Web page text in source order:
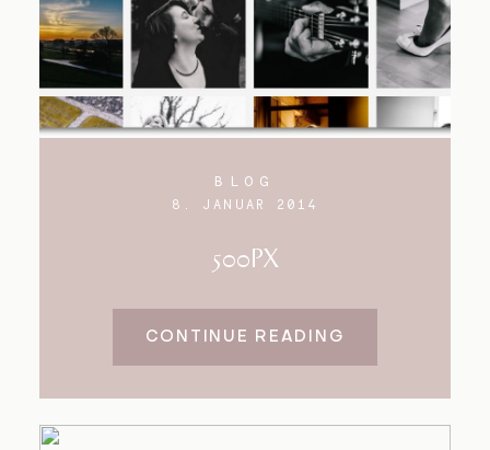
BLOG
8. JANUAR 2014
500PX
CONTINUE READING